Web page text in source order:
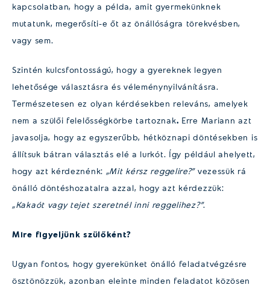
kapcsolatban, hogy a példa, amit gyermekünknek
mutatunk, megerősíti-e őt az önállóságra törekvésben,
vagy sem.
Szintén kulcsfontosságú, hogy a gyereknek legyen
lehetősége választásra és véleménynyilvánításra.
Természetesen ez olyan kérdésekben releváns, amelyek
nem a szülői felelősségkörbe tartoznak. Erre Mariann azt
javasolja, hogy az egyszerűbb, hétköznapi döntésekben is
állítsuk bátran választás elé a lurkót. Így például ahelyett,
hogy azt kérdeznénk: „Mit kérsz reggelire?”vezessük rá
önálló döntéshozatalra azzal, hogy azt kérdezzük:
„Kakaót vagy tejet szeretnél inni reggelihez?”.
Mire figyeljünk szülőként?
Ugyan fontos, hogy gyerekünket önálló feladatvégzésre
ösztönözzük, azonban eleinte minden feladatot közösen